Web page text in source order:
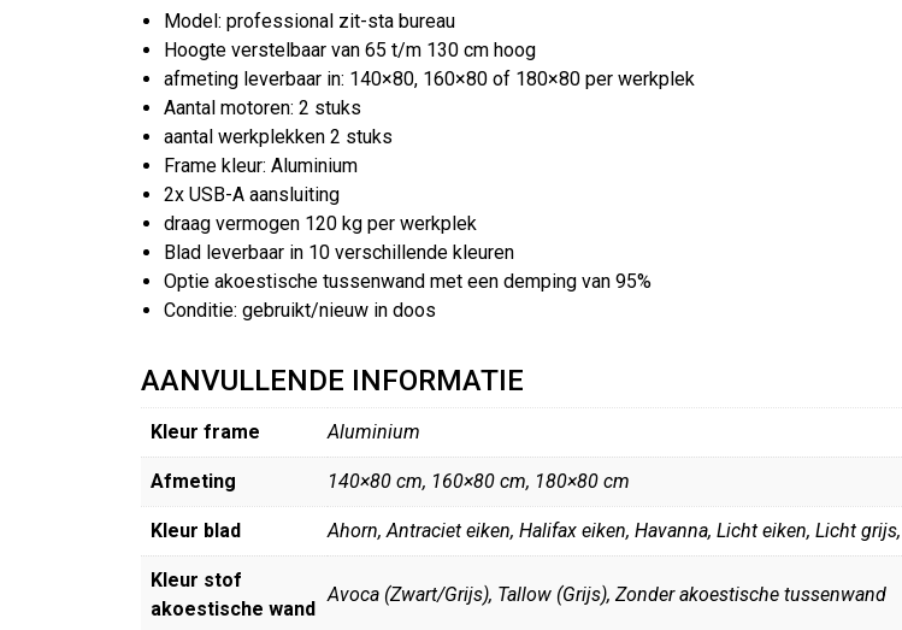
Model: professional zit-sta bureau
Hoogte verstelbaar van 65 t/m 130 cm hoog
afmeting leverbaar in: 140×80, 160×80 of 180×80 per werkplek
Aantal motoren: 2 stuks
aantal werkplekken 2 stuks
Frame kleur: Aluminium
2x USB-A aansluiting
draag vermogen 120 kg per werkplek
Blad leverbaar in 10 verschillende kleuren
Optie akoestische tussenwand met een demping van 95%
Conditie: gebruikt/nieuw in doos
AANVULLENDE INFORMATIE
Kleur frame Aluminium
Afmeting 140×80 cm, 160×80 cm, 180×80 cm
Kleur blad Ahorn, Antraciet eiken, Halifax eiken, Havanna, Licht eiken, Licht
Kleur stof
akoestische wand
Avoca (Zwart/Grijs), Tallow (Grijs), Zonder akoestische tussenwand